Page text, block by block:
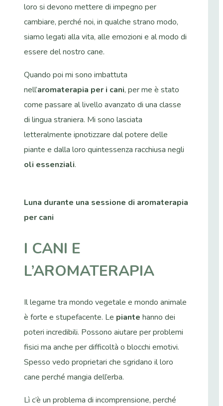
loro si devono mettere di impegno per
cambiare, perché noi, in qualche strano modo,
siamo legati alla vita, alle emozioni e al modo di
essere del nostro cane.
Quando poi mi sono imbattuta
nell’aromaterapia per i cani, per me è stato
come passare al livello avanzato di una classe
di lingua straniera. Mi sono lasciata
letteralmente ipnotizzare dal potere delle
piante e dalla loro quintessenza racchiusa negli
oli essenziali.
Luna durante una sessione di aromaterapia
per cani
I CANI E
L’AROMATERAPIA
Il legame tra mondo vegetale e mondo animale
è forte e stupefacente. Le piante hanno dei
poteri incredibili. Possono aiutare per problemi
fisici ma anche per difficoltà o blocchi emotivi.
Spesso vedo proprietari che sgridano il loro
cane perché mangia dell’erba.
Lì c’è un problema di incomprensione, perché